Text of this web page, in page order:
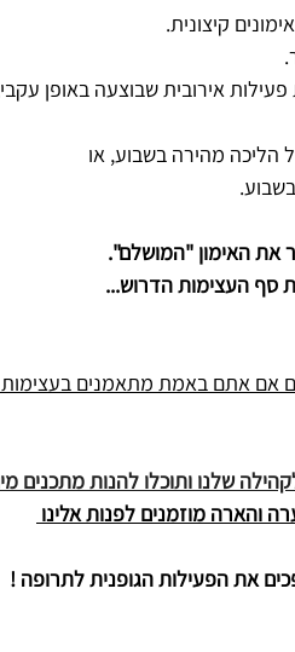
קיצונית.
אירובית שבוצעה באופן
הליכה מהירה בשבוע, או
את האימון "המושלם".
סף העצימות הדרוש...
אם אתם באמת מתאמנים
שלנו ותוכלו להנות מתכנים
והארה מוזמנים לפנות אלינו
את הפעילות הגופנית לתרופה !